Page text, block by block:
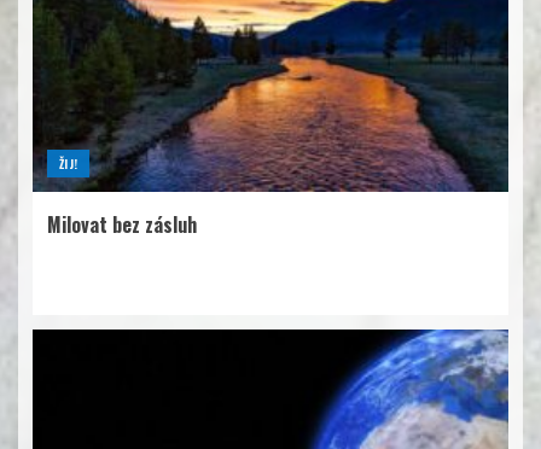
ŽIJ!
Milovat bez zásluh